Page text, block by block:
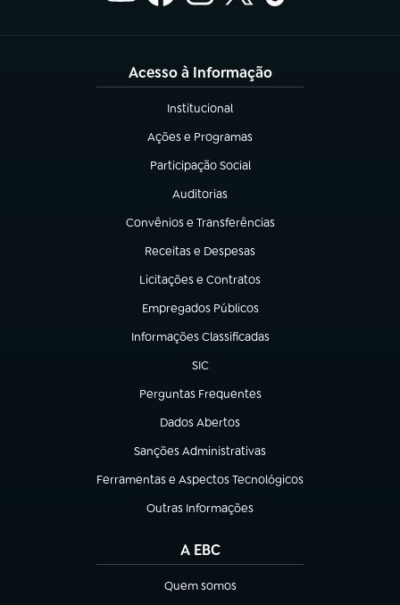
Acesso à Informação
Institucional
(abre em nova aba)
Ações e Programas
(abre em nova aba)
Participação Social
(abre em nova aba)
Auditorias
(abre em nova aba)
Convênios e Transferências
(abre em nova aba)
Receitas e Despesas
(abre em nova aba)
Licitações e Contratos
(abre em nova aba)
Empregados Públicos
(abre em nova aba)
Informações Classificadas
(abre em nova aba)
SIC
(abre em nova aba)
Perguntas Frequentes
(abre em nova aba)
Dados Abertos
(abre em nova aba)
Sanções Administrativas
(abre em nova aba)
Ferramentas e Aspectos Tecnológicos
(abre em nova aba)
Outras Informações
(abre em nova aba)
A EBC
Quem somos
(abre em nova aba)